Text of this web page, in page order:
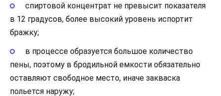
спиртовой концентрат не превысит показателя
в 12 градусов, более высокий уровень испортит
бражку;
в процессе образуется большое количество
пены, поэтому в бродильной емкости обязательно
оставляют свободное место, иначе закваска
польется наружу;